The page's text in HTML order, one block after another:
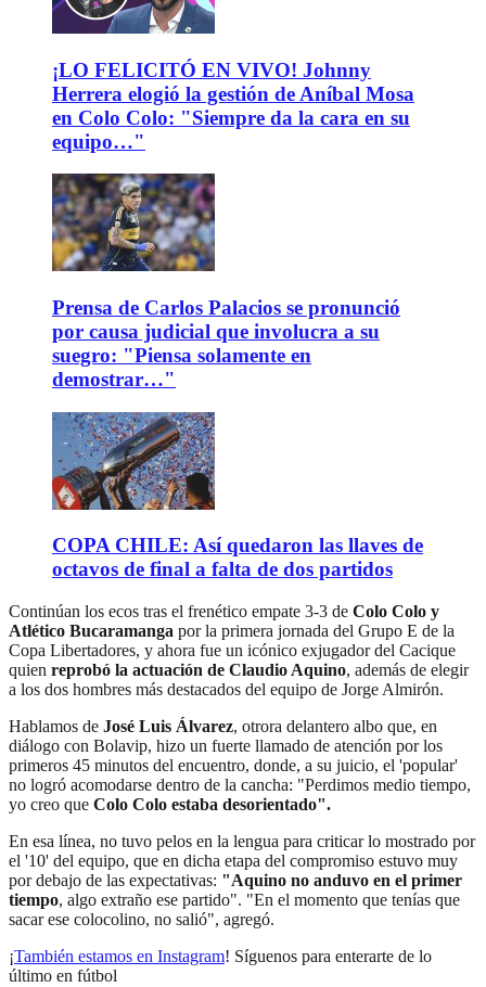
¡LO FELICITÓ EN VIVO! Johnny
Herrera elogió la gestión de Aníbal Mosa
en Colo Colo: "Siempre da la cara en su
equipo…"
Prensa de Carlos Palacios se pronunció
por causa judicial que involucra a su
suegro: "Piensa solamente en
demostrar…"
COPA CHILE: Así quedaron las llaves de
octavos de final a falta de dos partidos
Continúan los ecos tras el frenético empate 3-3 de Colo Colo y
Atlético Bucaramanga por la primera jornada del Grupo E de la
Copa Libertadores, y ahora fue un icónico exjugador del Cacique
quien reprobó la actuación de Claudio Aquino, además de elegir
a los dos hombres más destacados del equipo de Jorge Almirón.
Hablamos de José Luis Álvarez, otrora delantero albo que, en
diálogo con Bolavip, hizo un fuerte llamado de atención por los
primeros 45 minutos del encuentro, donde, a su juicio, el 'popular'
no logró acomodarse dentro de la cancha: "Perdimos medio tiempo,
yo creo que Colo Colo estaba desorientado".
En esa línea, no tuvo pelos en la lengua para criticar lo mostrado por
el '10' del equipo, que en dicha etapa del compromiso estuvo muy
por debajo de las expectativas: "Aquino no anduvo en el primer
tiempo, algo extraño ese partido". "En el momento que tenías que
sacar ese colocolino, no salió", agregó.
¡También estamos en Instagram! Síguenos para enterarte de lo
último en fútbol